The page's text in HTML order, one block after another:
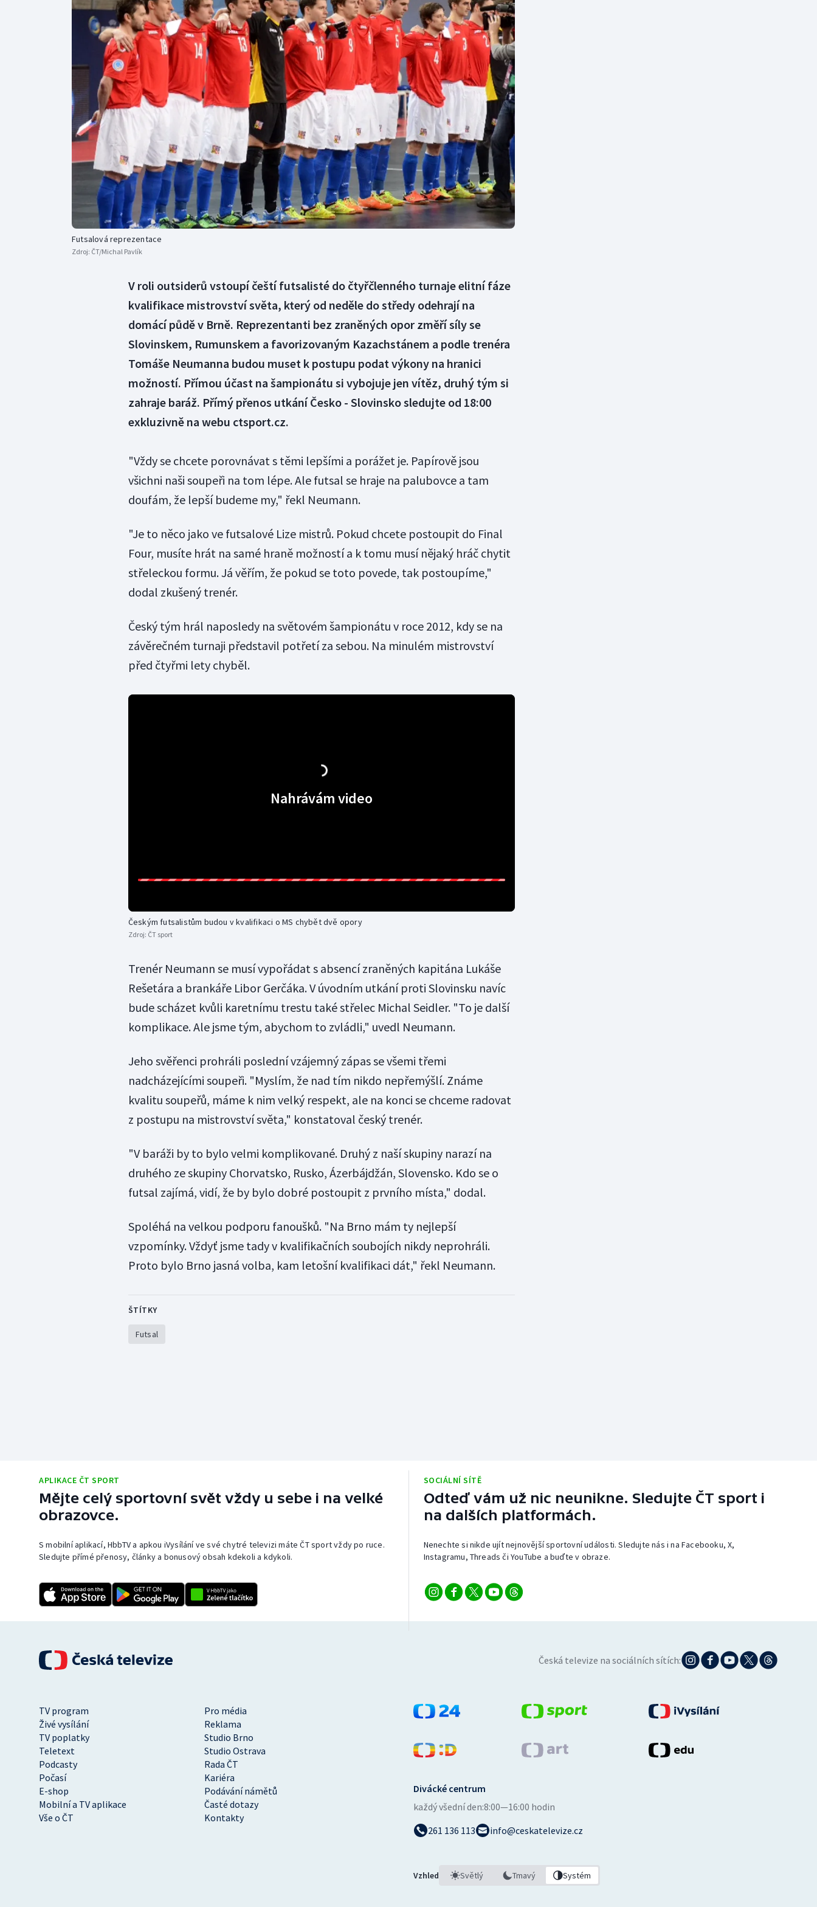
Curling
Dostihy
Florbal
Futsal
Gymnastika
Moderní pětiboj
Motorsport
Olympijské hry
Parasport
Plavání
Plážový volejbal
Triatlon
Veslování
Vodní slalom
Volejbal
Ostatní
Futsalová reprezentace
Zdroj: ČT/Michal Pavlík
V roli outsiderů vstoupí čeští futsalisté do čtyřčlenného turnaje elitní fáze
kvalifikace mistrovství světa, který od neděle do středy odehrají na
domácí půdě v Brně. Reprezentanti bez zraněných opor změří síly se
Slovinskem, Rumunskem a favorizovaným Kazachstánem a podle trenéra
Tomáše Neumanna budou muset k postupu podat výkony na hranici
možností. Přímou účast na šampionátu si vybojuje jen vítěz, druhý tým si
zahraje baráž. Přímý přenos utkání Česko - Slovinsko sledujte od 18:00
exkluzivně na webu ctsport.cz.
"Vždy se chcete porovnávat s těmi lepšími a porážet je. Papírově jsou
všichni naši soupeři na tom lépe. Ale futsal se hraje na palubovce a tam
doufám, že lepší budeme my," řekl Neumann.
"Je to něco jako ve futsalové Lize mistrů. Pokud chcete postoupit do Final
Four, musíte hrát na samé hraně možností a k tomu musí nějaký hráč chytit
střeleckou formu. Já věřím, že pokud se toto povede, tak postoupíme,"
dodal zkušený trenér.
Český tým hrál naposledy na světovém šampionátu v roce 2012, kdy se na
závěrečném turnaji představil potřetí za sebou. Na minulém mistrovství
před čtyřmi lety chyběl.
Nahrávám video
Českým futsalistům budou v kvalifikaci o MS chybět dvě opory
Zdroj: ČT sport
Trenér Neumann se musí vypořádat s absencí zraněných kapitána Lukáše
Rešetára a brankáře Libor Gerčáka. V úvodním utkání proti Slovinsku navíc
bude scházet kvůli karetnímu trestu také střelec Michal Seidler. "To je další
komplikace. Ale jsme tým, abychom to zvládli," uvedl Neumann.
Jeho svěřenci prohráli poslední vzájemný zápas se všemi třemi
nadcházejícími soupeři. "Myslím, že nad tím nikdo nepřemýšlí. Známe
kvalitu soupeřů, máme k nim velký respekt, ale na konci se chceme radovat
z postupu na mistrovství světa," konstatoval český trenér.
"V baráži by to bylo velmi komplikované. Druhý z naší skupiny narazí na
druhého ze skupiny Chorvatsko, Rusko, Ázerbájdžán, Slovensko. Kdo se o
futsal zajímá, vidí, že by bylo dobré postoupit z prvního místa," dodal.
Spoléhá na velkou podporu fanoušků. "Na Brno mám ty nejlepší
vzpomínky. Vždyť jsme tady v kvalifikačních soubojích nikdy neprohráli.
Proto bylo Brno jasná volba, kam letošní kvalifikaci dát," řekl Neumann.
ŠTÍTKY
Futsal
APLIKACE ČT SPORT
Mějte celý sportovní svět vždy u sebe i na velké
obrazovce.
S mobilní aplikací, HbbTV a apkou iVysílání ve své chytré televizi máte ČT sport vždy po ruce.
Sledujte přímé přenosy, články a bonusový obsah kdekoli a kdykoli.
SOCIÁLNÍ SÍTĚ
Odteď vám už nic neunikne. Sledujte ČT sport i
na dalších platformách.
Nenechte si nikde ujít nejnovější sportovní události. Sledujte nás i na Facebooku, X,
Instagramu, Threads či YouTube a buďte v obraze.
Česká televize na sociálních sítích:
TV program
Pro média
Živé vysílání
Reklama
TV poplatky
Studio Brno
Teletext
Studio Ostrava
Podcasty
Rada ČT
Počasí
Kariéra
E-shop
Podávání námětů
Mobilní a TV aplikace
Časté dotazy
Vše o ČT
Kontakty
Divácké centrum
každý všední den:8:00—16:00 hodin
261 136 113
info@ceskatelevize.cz
Vzhled Světlý Tmavý Systém